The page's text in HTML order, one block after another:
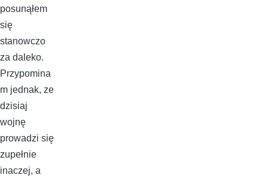
posunąłem
się
stanowczo
za daleko.
Przypomina
m jednak, ze
dzisiaj
wojnę
prowadzi się
zupełnie
inaczej, a